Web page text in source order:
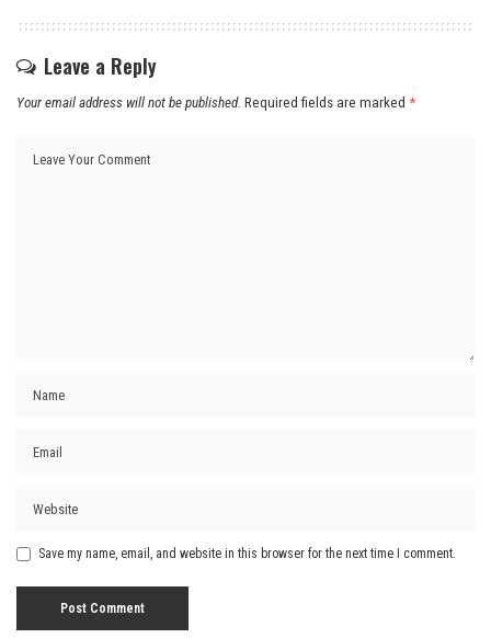
Leave a Reply
Your email address will not be published. Required fields are marked *
Save my name, email, and website in this browser for the next time I comment.